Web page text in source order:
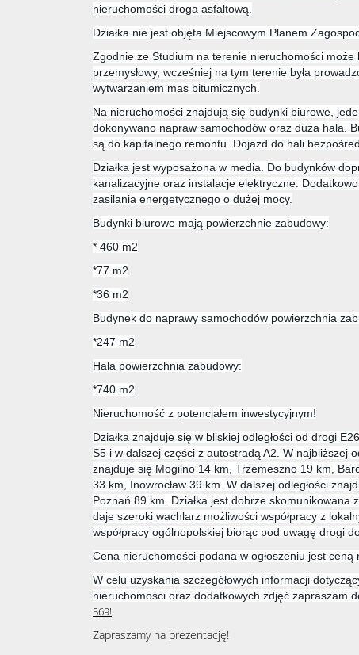
nieruchomości droga asfaltową.
Działka nie jest objęta Miejscowym Planem
Zgodnie ze Studium na terenie nieruchomości może
przemysłowy, wcześniej na tym terenie była
wytwarzaniem mas bitumicznych.
Na nieruchomości znajdują się budynki biurowe,
dokonywano napraw samochodów oraz duża hala.
są do kapitalnego remontu. Dojazd do hali
Działka jest wyposażona w media. Do budynków
kanalizacyjne oraz instalacje elektryczne.
zasilania energetycznego o dużej mocy.
Budynki biurowe mają powierzchnie zabudowy:
* 460 m2
*77 m2
*36 m2
Budynek do naprawy samochodów powierzchnia
*247 m2
Hala powierzchnia zabudowy:
*740 m2
Nieruchomość z potencjałem inwestycyjnym!
Działka znajduje się w bliskiej odległości od drogi
S5 i w dalszej części z autostradą A2. W najbliższej
znajduje się Mogilno 14 km, Trzemeszno 19 km,
33 km, Inowrocław 39 km. W dalszej odległości
Poznań 89 km. Działka jest dobrze skomunikowana
daje szeroki wachlarz możliwości współpracy z
współpracy ogólnopolskiej biorąc pod uwagę drogi
Cena nieruchomości podana w ogłoszeniu jest ceną
W celu uzyskania szczegółowych informacji
nieruchomości oraz dodatkowych zdjęć zapraszam
569!
Zapraszamy na prezentację!